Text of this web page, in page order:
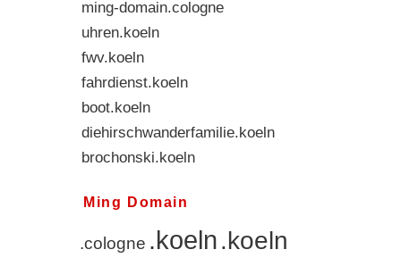
ming-domain.cologne
uhren.koeln
fwv.koeln
fahrdienst.koeln
boot.koeln
diehirschwanderfamilie.koeln
brochonski.koeln
Ming Domain
.cologne .koeln.koeln